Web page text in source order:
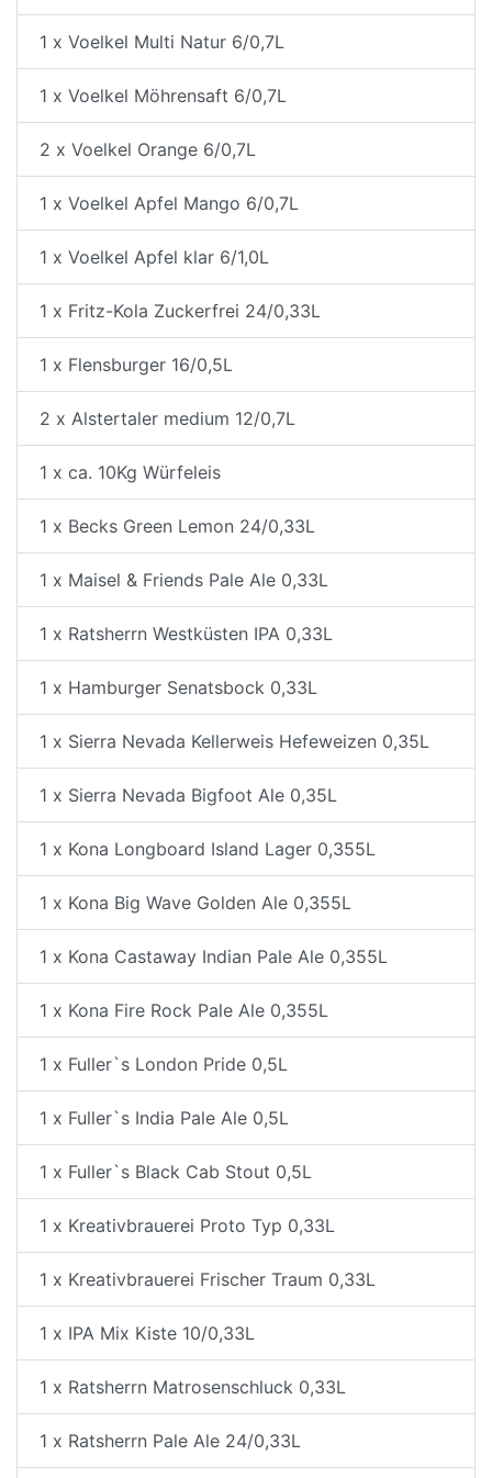
1 x Voelkel Multi Natur 6/0,7L
1 x Voelkel Möhrensaft 6/0,7L
2 x Voelkel Orange 6/0,7L
1 x Voelkel Apfel Mango 6/0,7L
1 x Voelkel Apfel klar 6/1,0L
1 x Fritz-Kola Zuckerfrei 24/0,33L
1 x Flensburger 16/0,5L
2 x Alstertaler medium 12/0,7L
1 x ca. 10Kg Würfeleis
1 x Becks Green Lemon 24/0,33L
1 x Maisel & Friends Pale Ale 0,33L
1 x Ratsherrn Westküsten IPA 0,33L
1 x Hamburger Senatsbock 0,33L
1 x Sierra Nevada Kellerweis Hefeweizen 0,35L
1 x Sierra Nevada Bigfoot Ale 0,35L
1 x Kona Longboard Island Lager 0,355L
1 x Kona Big Wave Golden Ale 0,355L
1 x Kona Castaway Indian Pale Ale 0,355L
1 x Kona Fire Rock Pale Ale 0,355L
1 x Fuller`s London Pride 0,5L
1 x Fuller`s India Pale Ale 0,5L
1 x Fuller`s Black Cab Stout 0,5L
1 x Kreativbrauerei Proto Typ 0,33L
1 x Kreativbrauerei Frischer Traum 0,33L
1 x IPA Mix Kiste 10/0,33L
1 x Ratsherrn Matrosenschluck 0,33L
1 x Ratsherrn Pale Ale 24/0,33L